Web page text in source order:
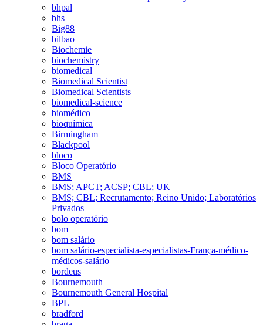
bhpal
bhs
Big88
bilbao
Biochemie
biochemistry
biomedical
Biomedical Scientist
Biomedical Scientists
biomedical-science
biomédico
bioquímica
Birmingham
Blackpool
bloco
Bloco Operatório
BMS
BMS; APCT; ACSP; CBL; UK
BMS; CBL; Recrutamento; Reino Unido; Laboratórios
Privados
bolo operatório
bom
bom salário
bom salário-especialista-especialistas-França-médico-
médicos-salário
bordeus
Bournemouth
Bournemouth General Hospital
BPL
bradford